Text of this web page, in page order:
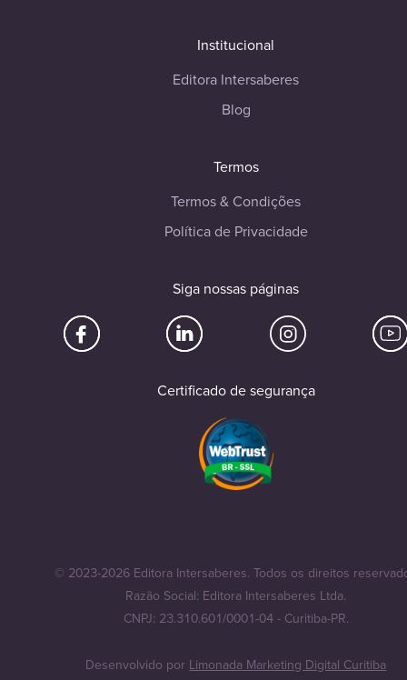
Institucional
Editora Intersaberes
Blog
Termos
Termos & Condições
Política de Privacidade
Siga nossas páginas
Certificado de segurança
© 2023-2026 Editora Intersaberes. Todos os direitos
Razão Social: Editora Intersaberes Ltda.
CNPJ: 23.310.601/0001-04 - Curitiba-PR.
Desenvolvido por Limonada Marketing Digital Curitiba